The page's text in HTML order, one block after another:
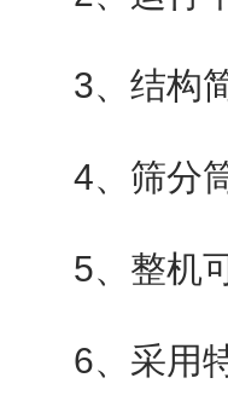
3、结构
4、筛分
5、整机
6、采用